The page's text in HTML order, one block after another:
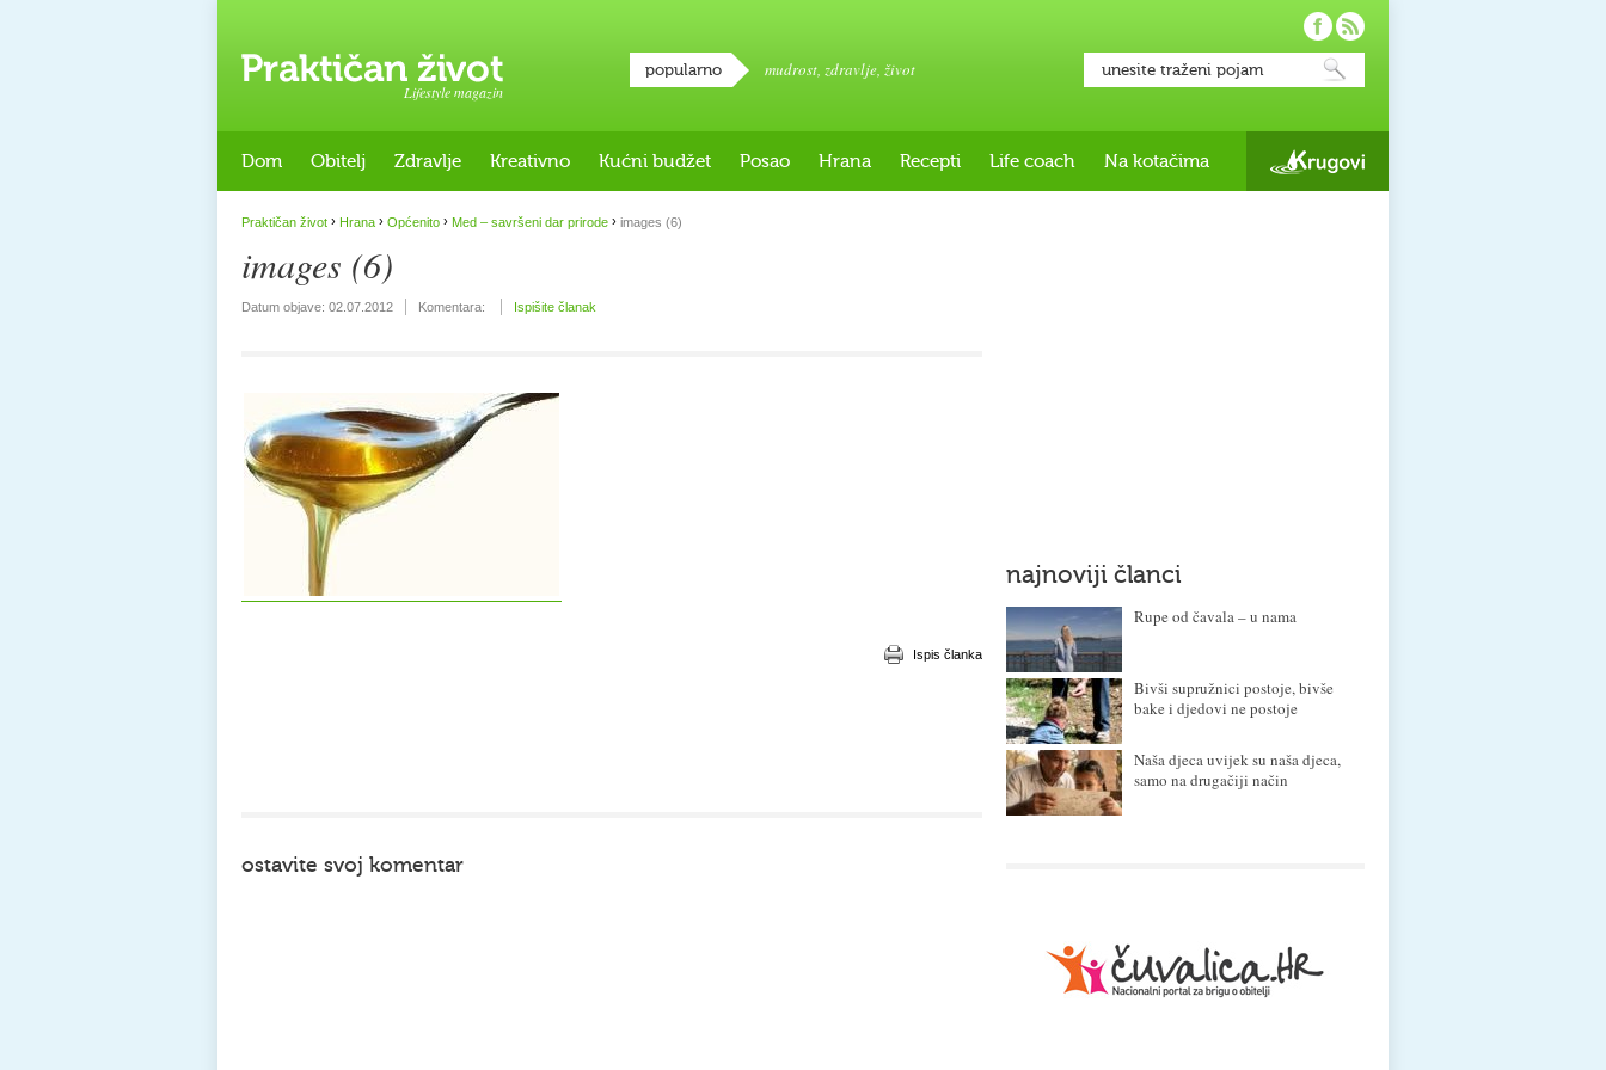
Lifestyle magazin
popularno mudrost, zdravlje, život
Dom Obitelj Zdravlje Kreativno Kućni budžet Posao Hrana Recepti Life coach Na kotačima
Praktičan život › Hrana › Općenito › Med – savršeni dar prirode › images (6)
images (6)
Datum objave: 02.07.2012 Komentara: Ispišite članak
Ispis članka
ostavite svoj komentar
najnoviji članci
Rupe od čavala – u nama
Bivši supružnici postoje, bivše
bake i djedovi ne postoje
Naša djeca uvijek su naša djeca,
samo na drugačiji način